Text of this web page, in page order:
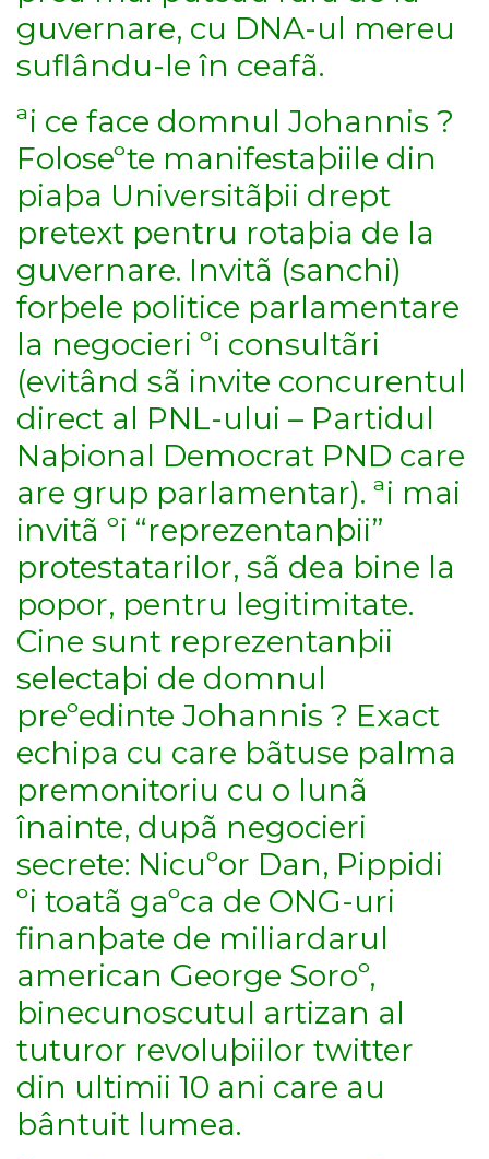
guvernare, cu DNA-ul mereu
suflându-le în ceafã.
ªi ce face domnul Johannis ?
Foloseºte manifestaþiile din
piaþa Universitãþii drept
pretext pentru rotaþia de la
guvernare. Invitã (sanchi)
forþele politice parlamentare
la negocieri ºi consultãri
(evitând sã invite concurentul
direct al PNL-ului – Partidul
Naþional Democrat PND care
are grup parlamentar). ªi mai
invitã ºi “reprezentanþii”
protestatarilor, sã dea bine la
popor, pentru legitimitate.
Cine sunt reprezentanþii
selectaþi de domnul
preºedinte Johannis ? Exact
echipa cu care bãtuse palma
premonitoriu cu o lunã
înainte, dupã negocieri
secrete: Nicuºor Dan, Pippidi
ºi toatã gaºca de ONG-uri
finanþate de miliardarul
american George Soroº,
binecunoscutul artizan al
tuturor revoluþiilor twitter
din ultimii 10 ani care au
bântuit lumea.